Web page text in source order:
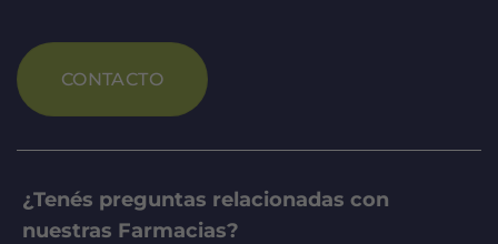
CONTACTO
¿Tenés preguntas relacionadas con
nuestras Farmacias?